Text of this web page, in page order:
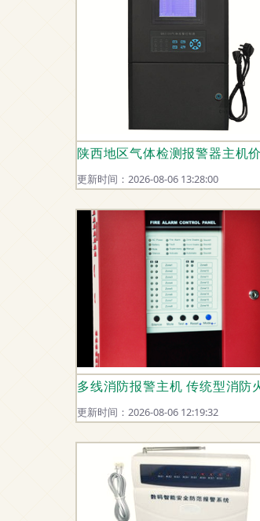
陕西地区气体检测报警器主机
更新时间：2026-08-06 13:28:00
多线消防报警主机 传统型消防
更新时间：2026-08-06 12:19:32